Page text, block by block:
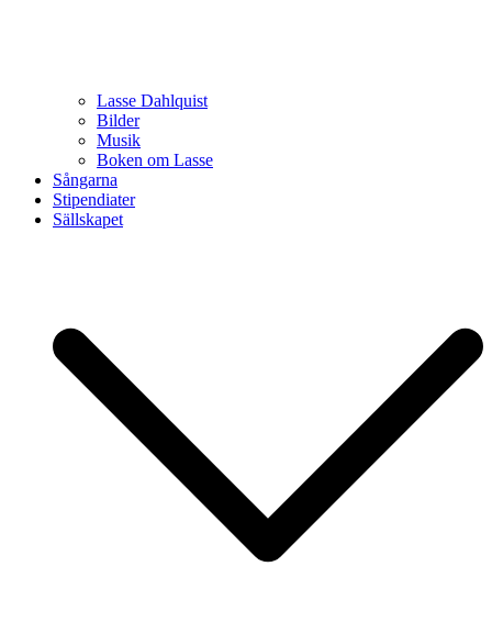
Lasse Dahlquist
Bilder
Musik
Boken om Lasse
Sångarna
Stipendiater
Sällskapet